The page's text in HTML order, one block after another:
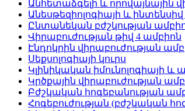
Անհետաձգելի և որովայնային
Անեսթեզիոլոգիայի և
Ընտանեկան բժշկության
Վիրաբուժության թիվ 4 ամբիոն
Էնդոկրին վիրաբուժության
Սեքսոլոգիայի կուրս
Կլինիկական իմունոլոգիայի և
Կրծքային վիրաբուժության
Բժշկական հոգեբանության
Հոգեբուժության (բժշկական